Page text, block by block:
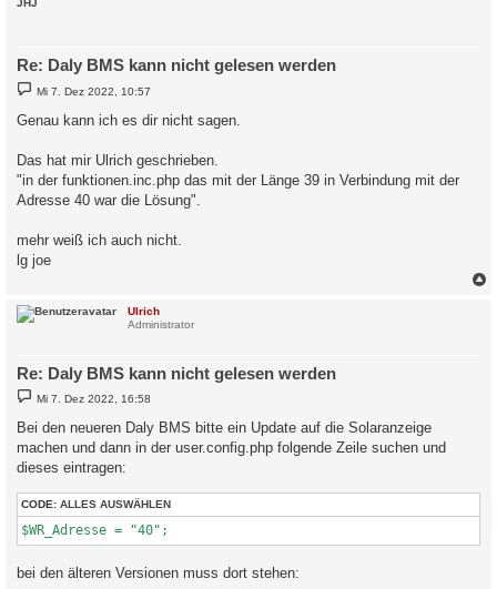
JHJ
Re: Daly BMS kann nicht gelesen werden
B
e
t
g
Mi 7. Dez 2022, 10:57
Genau kann ich es dir nicht sagen.
Das hat mir Ulrich geschrieben.
"in der funktionen.inc.php das mit der Länge 39 in Verbindung mit der
Adresse 40 war die Lösung".
mehr weiß ich auch nicht.
lg joe
Ulrich
Administrator
Re: Daly BMS kann nicht gelesen werden
B
i
t
r
g
Mi 7. Dez 2022, 16:58
Bei den neueren Daly BMS bitte ein Update auf die Solaranzeige
machen und dann in der user.config.php folgende Zeile suchen und
dieses eintragen:
CODE: ALLES AUSWÄHLEN
$WR_Adresse = "40";
bei den älteren Versionen muss dort stehen: